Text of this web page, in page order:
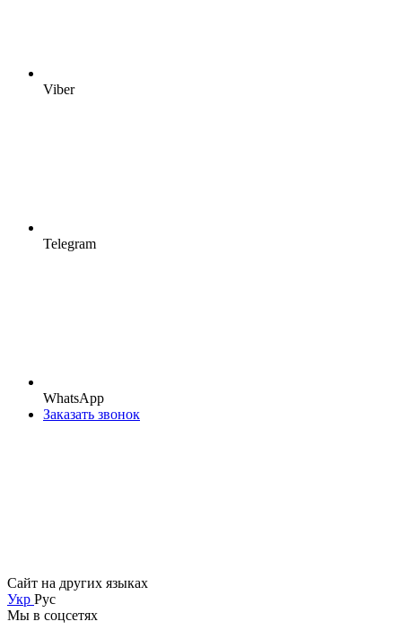
Viber
Telegram
WhatsApp
Заказать звонок
Сайт на других языках
Укр Рус
Мы в соцсетях